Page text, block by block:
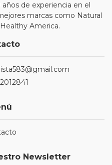
de experiencia en el
marcas como Natural
America.
Newsletter